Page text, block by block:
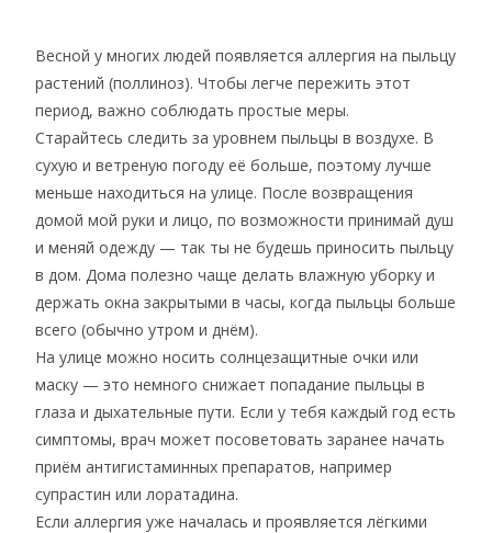
Весной у многих людей появляется аллергия на пыльцу
растений (поллиноз). Чтобы легче пережить этот
период, важно соблюдать простые меры.
Старайтесь следить за уровнем пыльцы в воздухе. В
сухую и ветреную погоду её больше, поэтому лучше
меньше находиться на улице. После возвращения
домой мой руки и лицо, по возможности принимай душ
и меняй одежду — так ты не будешь приносить пыльцу
в дом. Дома полезно чаще делать влажную уборку и
держать окна закрытыми в часы, когда пыльцы больше
всего (обычно утром и днём).
На улице можно носить солнцезащитные очки или
маску — это немного снижает попадание пыльцы в
глаза и дыхательные пути. Если у тебя каждый год есть
симптомы, врач может посоветовать заранее начать
приём антигистаминных препаратов, например
супрастин или лоратадина.
Если аллергия уже началась и проявляется лёгкими